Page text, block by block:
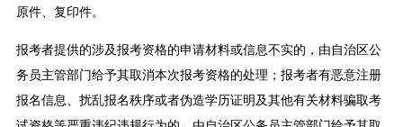
原件、复印件。
报考者提供的涉及报考资格的申请材料或信息不实的，由自治区公
务员主管部门给予其取消本次报考资格的处理；报考者有恶意注册
报名信息、扰乱报名秩序或者伪造学历证明及其他有关材料骗取考